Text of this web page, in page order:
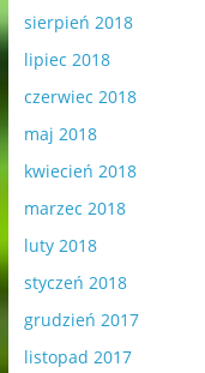
sierpień 2018
lipiec 2018
czerwiec 2018
maj 2018
kwiecień 2018
marzec 2018
luty 2018
styczeń 2018
grudzień 2017
listopad 2017